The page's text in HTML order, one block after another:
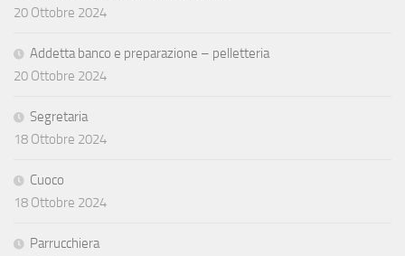
20 Ottobre 2024
Addetta banco e preparazione – pelletteria
20 Ottobre 2024
Segretaria
18 Ottobre 2024
Cuoco
18 Ottobre 2024
Parrucchiera